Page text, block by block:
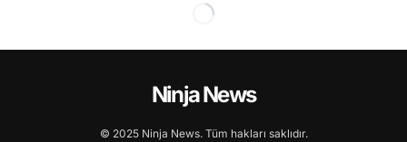
Ninja News
© 2025 Ninja News. Tüm hakları saklıdır.